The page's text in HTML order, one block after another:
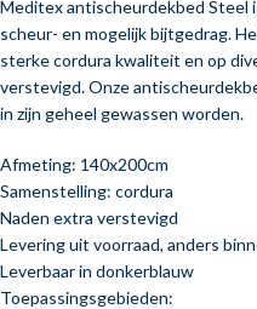
Meditex antischeurdekbed Steel
scheur- en mogelijk bijtgedrag.
sterke cordura kwaliteit en op
verstevigd. Onze
in zijn geheel gewassen worden.
Afmeting: 140x200cm
Samenstelling: cordura
Naden extra verstevigd
Levering uit voorraad, anders
Leverbaar in donkerblauw
Toepassingsgebieden: